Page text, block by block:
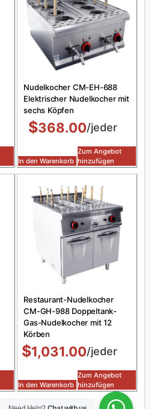
Nudelkocher CM-EH-688
Elektrischer Nudelkocher mit
sechs Köpfen
$368.00/jeder
In den Warenkorb
Zum Angebot
hinzufügen
Restaurant-Nudelkocher
CM-GH-988 Doppeltank-
Gas-Nudelkocher mit 12
Körben
$1,031.00/jeder
In den Warenkorb
Zum Angebot
hinzufügen